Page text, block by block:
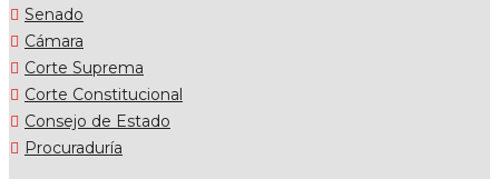
Senado
Cámara
Corte Suprema
Corte Constitucional
Consejo de Estado
Procuraduría